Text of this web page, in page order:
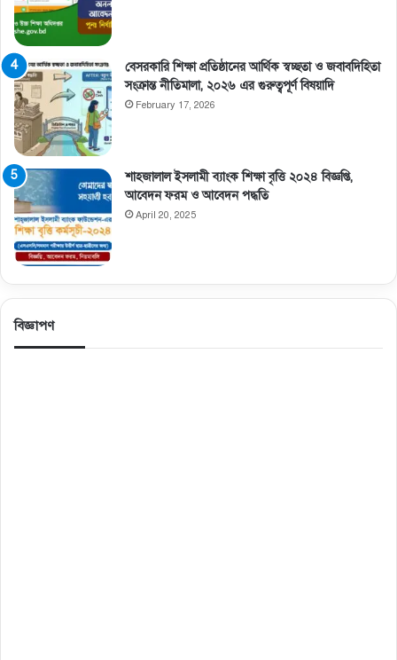
বেসরকারি শিক্ষা প্রতিষ্ঠানের আর্থিক স্বচ্ছতা ও জবাবদিহিতা
সংক্রান্ত নীতিমালা, ২০২৬ এর গুরুত্বপূর্ণ বিষয়াদি
February 17, 2026
শাহজালাল ইসলামী ব্যাংক শিক্ষা বৃত্তি ২০২৪ বিজ্ঞপ্তি,
আবেদন ফরম ও আবেদন পদ্ধতি
April 20, 2025
বিজ্ঞাপণ